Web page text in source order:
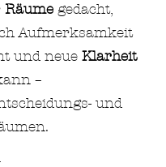
Räume gedacht,
Aufmerksamkeit
und neue Klarheit
–
und